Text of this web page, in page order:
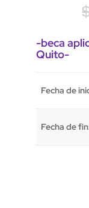
-beca
Quito-
Fecha de
Fecha de